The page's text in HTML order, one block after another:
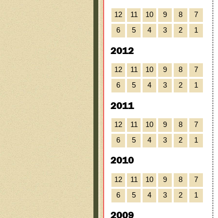
12 11 10 9 8
7
6
5 4 3 2 1
2012
12 11 10 9 8
7
6
5 4 3 2 1
2011
12 11 10 9 8
7
6
5 4 3 2 1
2010
12 11 10 9 8
7
6
5 4 3 2 1
2009